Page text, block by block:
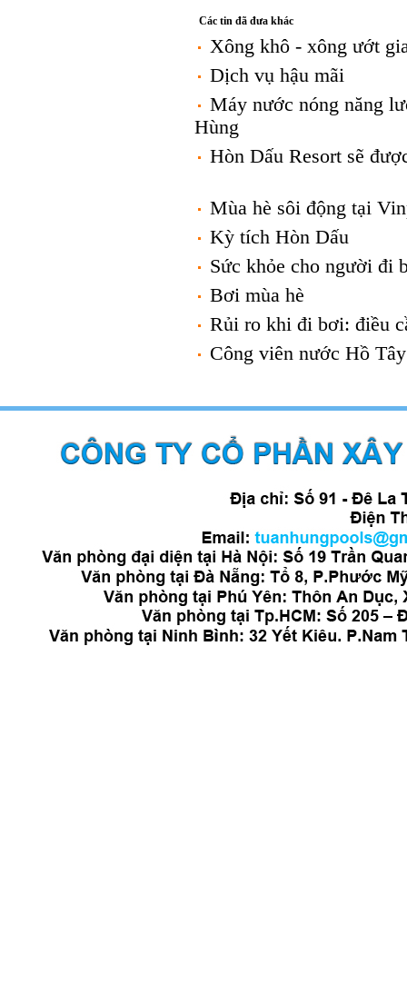
Các tin đã đưa khác
Xông khô - xông ướt
Dịch vụ hậu mãi
Máy nước nóng năng
Hùng
Hòn Dấu Resort sẽ
Mùa hè sôi động tại
Kỳ tích Hòn Dấu
Sức khỏe cho người đi
Bơi mùa hè
Rủi ro khi đi bơi: điều
Công viên nước Hồ Tây